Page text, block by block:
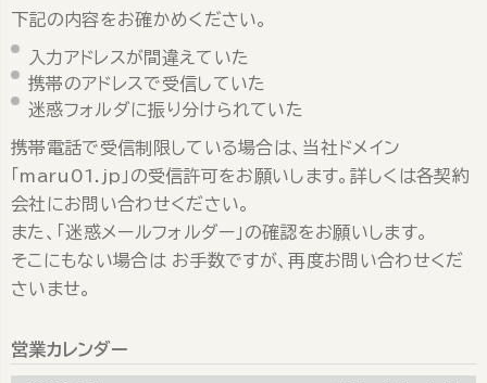
下記の内容をお確かめください。
入力アドレスが間違えていた
携帯のアドレスで受信していた
迷惑フォルダに振り分けられていた
携帯電話で受信制限している場合は、当社ドメイン
「maru01.jp」の受信許可をお願いします。詳しくは各契約
会社にお問い合わせください。
また、「迷惑メールフォルダー」の確認をお願いします。
そこにもない場合は お手数ですが、再度お問い合わせくだ
さいませ。
営業カレンダー